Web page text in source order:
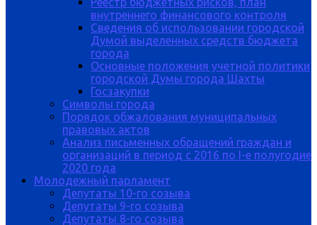
внутреннего финансового контроля
Сведения об использовании городской
Думой выделенных средств бюджета
города
Основные положения учетной политики
городской Думы города Шахты
Госзакупки
Символы города
Порядок обжалования муниципальных
правовых актов
Анализ письменных обращений граждан и
организаций в период с 2016 по I-е полугодие
2020 года
Молодежный парламент
Депутаты 10-го созыва
Депутаты 9-го созыва
Депутаты 8-го созыва